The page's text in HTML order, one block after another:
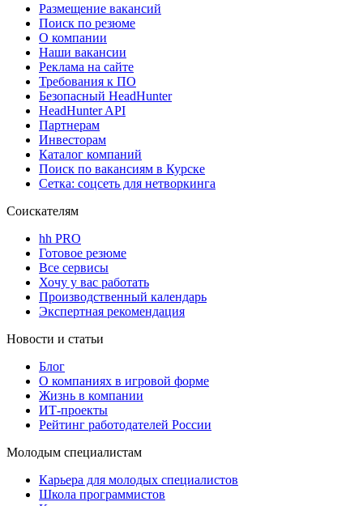
Размещение вакансий
Поиск по резюме
О компании
Наши вакансии
Реклама на сайте
Требования к ПО
Безопасный HeadHunter
HeadHunter API
Партнерам
Инвесторам
Каталог компаний
Поиск по вакансиям в Курске
Сетка: соцсеть для нетворкинга
Соискателям
hh PRO
Готовое резюме
Все сервисы
Хочу у вас работать
Производственный календарь
Экспертная рекомендация
Новости и статьи
Блог
О компаниях в игровой форме
Жизнь в компании
ИТ-проекты
Рейтинг работодателей России
Молодым специалистам
Карьера для молодых специалистов
Школа программистов